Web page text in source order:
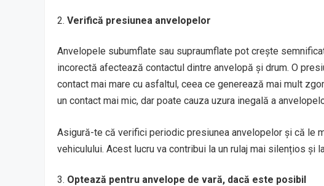
Verifică presiunea anvelopelor
Anvelopele subumflate sau supraumflate pot crește
incorectă afectează contactul dintre anvelopă și drum. O
contact mai mare cu asfaltul, ceea ce generează mai mult
un contact mai mic, dar poate cauza uzura inegală a
Asigură-te că verifici periodic presiunea anvelopelor și că le
vehiculului. Acest lucru va contribui la un rulaj mai silențios și
Optează pentru anvelope de vară, dacă este posibil